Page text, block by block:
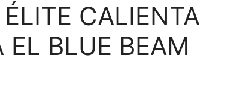
CALIENTA
EL BLUE BEAM